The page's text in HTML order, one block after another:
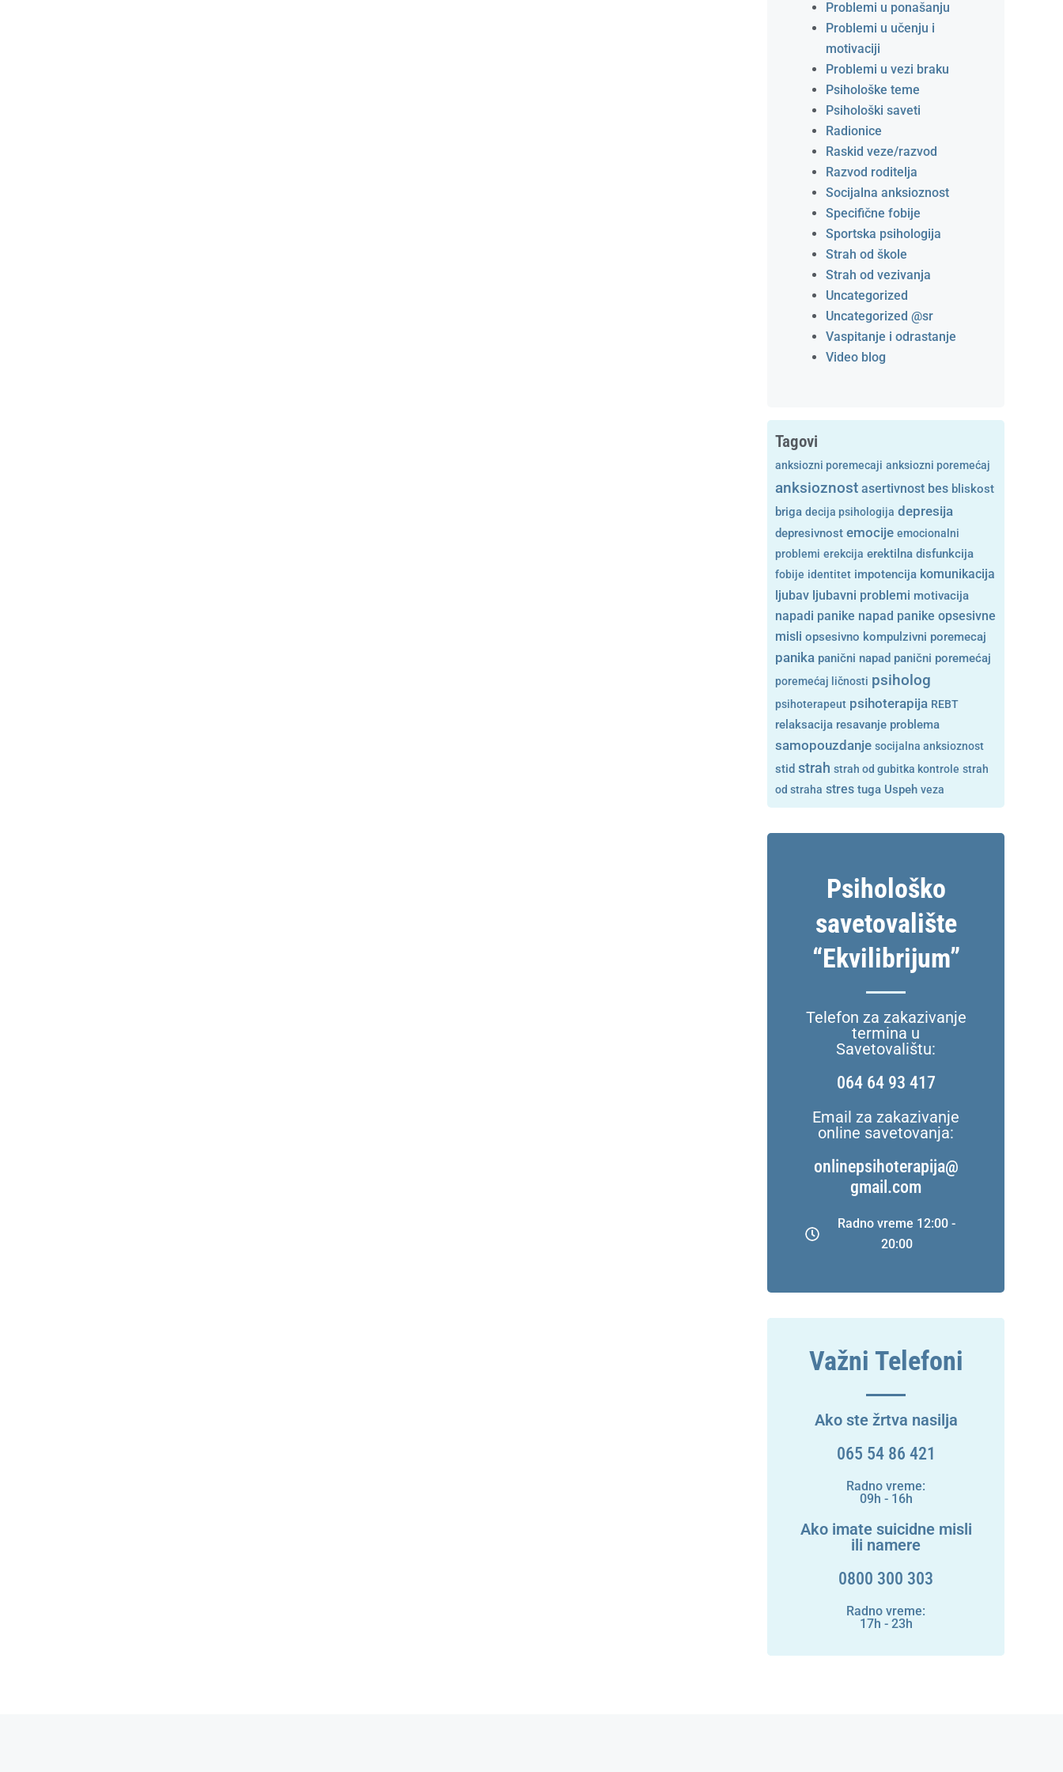
Problemi u ponašanju
Problemi u učenju i
motivaciji
Problemi u vezi braku
Psihološke teme
Psihološki saveti
Radionice
Raskid veze/razvod
Razvod roditelja
Socijalna anksioznost
Specifične fobije
Sportska psihologija
Strah od škole
Strah od vezivanja
Uncategorized
Uncategorized @sr
Vaspitanje i odrastanje
Video blog
Tagovi
anksiozni poremecaji anksiozni poremećaj
anksioznost asertivnost bes bliskost
briga decija psihologija depresija
depresivnost emocije emocionalni
problemi erekcija erektilna disfunkcija
fobije identitet impotencija komunikacija
ljubav ljubavni problemi motivacija
napadi panike napad panike opsesivne
misli opsesivno kompulzivni poremecaj
panika panični napad panični poremećaj
poremećaj ličnosti psiholog
psihoterapeut psihoterapija REBT
relaksacija resavanje problema
samopouzdanje socijalna anksioznost
stid strah strah od gubitka kontrole strah
od straha stres tuga Uspeh veza
Psihološko
savetovalište
“Ekvilibrijum”
Telefon za zakazivanje
termina u
Savetovalištu:
064 64 93 417
Email za zakazivanje
online savetovanja:
onlinepsihoterapija@
gmail.com
Radno vreme 12:00 -
20:00
Važni Telefoni
Ako ste žrtva nasilja
065 54 86 421
Radno vreme:
09h - 16h
Ako imate suicidne misli
ili namere
0800 300 303
Radno vreme:
17h - 23h